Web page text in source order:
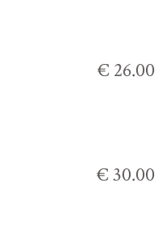
€ 26.00
€ 30.00